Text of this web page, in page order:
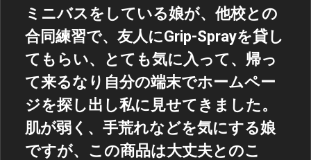
ミニバスをしている娘が、他校との
合同練習で、友人にGrip-Sprayを貸し
てもらい、とても気に入って、帰っ
て来るなり自分の端末でホームペー
ジを探し出し私に見せてきました。
肌が弱く、手荒れなどを気にする娘
ですが、この商品は大丈夫とのこ